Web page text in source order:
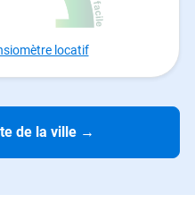
locatif
de la ville →